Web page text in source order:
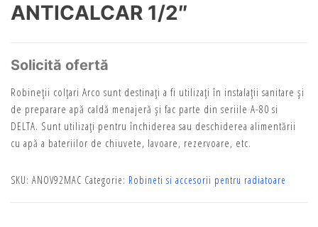
ANTICALCAR 1/2″
Solicită ofertă
Robineţii colţari Arco sunt destinaţi a fi utilizaţi în instalaţii sanitare şi
de preparare apă caldă menajeră şi fac parte din seriile A-80 si
DELTA. Sunt utilizaţi pentru închiderea sau deschiderea alimentării
cu apă a bateriilor de chiuvete, lavoare, rezervoare, etc.
SKU: ANOV92MAC Categorie: Robineti si accesorii pentru radiatoare